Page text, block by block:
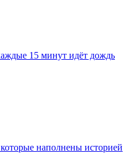
15 минут идёт дождь
наполнены историей